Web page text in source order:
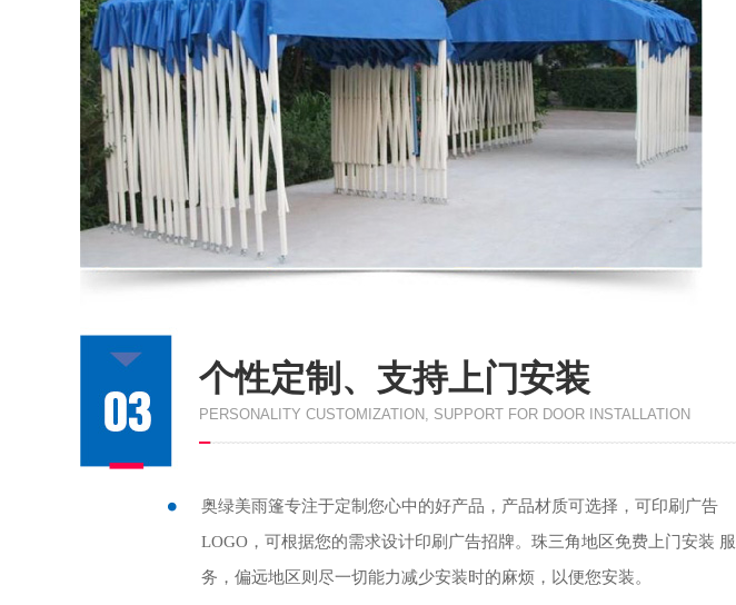
个性定制、支持上门安装
PERSONALITY CUSTOMIZATION, SUPPORT FOR DOOR INSTALLATION
奥绿美雨篷专注于定制您心中的好产品，产品材质可选择，可印刷广告
LOGO，可根据您的需求设计印刷广告招牌。珠三角地区免费上门安装 服
务，偏远地区则尽一切能力减少安装时的麻烦，以便您安装。